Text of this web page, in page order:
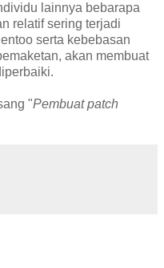
lainnya bebarapa
relatif sering terjadi
serta kebebasan
akan membuat
"Pembuat patch